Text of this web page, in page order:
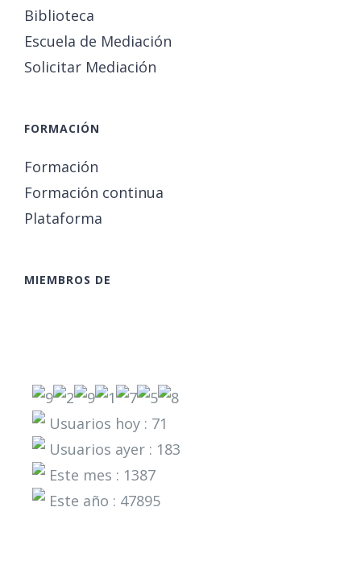
Biblioteca
Escuela de Mediación
Solicitar Mediación
FORMACIÓN
Formación
Formación continua
Plataforma
MIEMBROS DE
Usuarios hoy : 71
Usuarios ayer : 183
Este mes : 1387
Este año : 47895